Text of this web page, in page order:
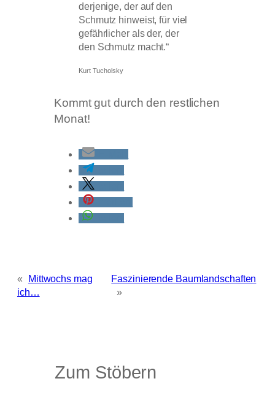
derjenige, der auf den
Schmutz hinweist, für viel
gefährlicher als der, der
den Schmutz macht.“
Kurt Tucholsky
Kommt gut durch den restlichen
Monat!
«
Mittwochs mag
ich…
Faszinierende Baumlandschaften
»
Zum Stöbern